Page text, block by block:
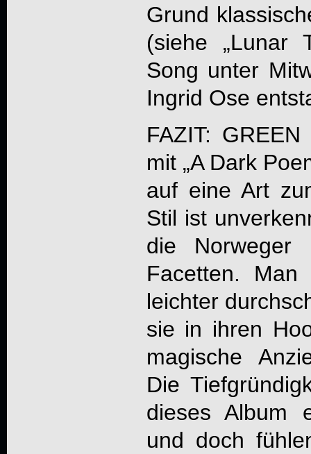
Grund
(siehe „Lunar
Song unter
Ingrid Ose
FAZIT: GREEN
mit „A Dark
auf eine Art
Stil ist
die Norweger
Facetten.
leichter
sie in ihren
magische
Die
dieses Album
und doch